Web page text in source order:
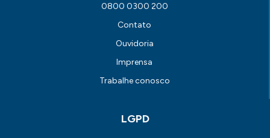
0800 0300 200
Contato
Ouvidoria
Imprensa
Trabalhe conosco
LGPD